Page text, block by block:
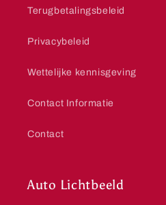
Terugbetalingsbeleid
Privacybeleid
Wettelijke kennisgeving
Contact Informatie
Contact
Auto Lichtbeeld